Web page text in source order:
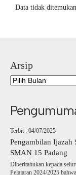
Data tidak ditemukan
Arsip
Terbit : 04/07/2025
Pengambilan Ijazah
SMAN 15 Padang
Diberitahukan kepada
Pelajaran 2024/2025